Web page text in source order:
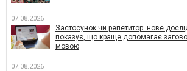
07.08.2026
Застосунок чи репетитор: нове
показує, що краще допомагає
мовою
07.08.2026